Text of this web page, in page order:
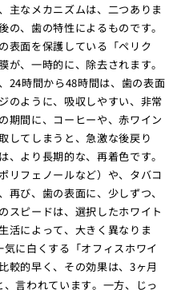
主なメカニズムは、二つありま
の、歯の特性によるものです。
表面を保護している「ペリク
が、一時的に、除去されます。
24時間から48時間は、歯の表面
のように、吸収しやすい、非常
期間に、コーヒーや、赤ワイン
してしまうと、急激な後戻り
、より長期的な、再着色です。
リフェノールなど）や、タバコ
再び、歯の表面に、少しずつ、
スピードは、選択したホワイト
活によって、大きく異なりま
に白くする「オフィスホワイ
較的早く、その効果は、3ヶ月
言われています。一方、じっ